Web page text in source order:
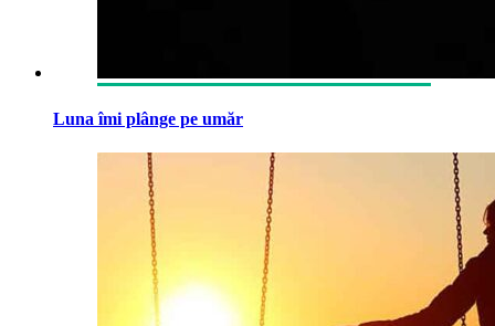
Luna îmi plânge pe umăr